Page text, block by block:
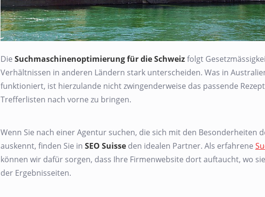
Die Suchmaschinenoptimierung für die Schweizfolgt
Verhältnissen in anderen Ländern stark unterscheiden. Was in
funktioniert, ist hierzulande nicht zwingenderweise das passende
Trefferlisten nach vorne zu bringen.
Wenn Sie nach einer Agentur suchen, die sich mit den Besonderheiten
auskennt, finden Sie in SEO Suisse den idealen Partner. Als erfahrene
können wir dafür sorgen, dass Ihre Firmenwebsite dort auftaucht, wo
der Ergebnisseiten.